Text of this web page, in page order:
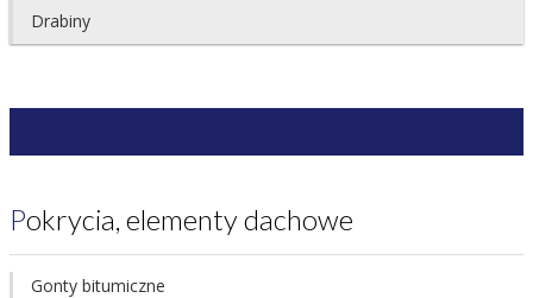
Drabiny
Pokrycia, elementy dachowe
Gonty bitumiczne